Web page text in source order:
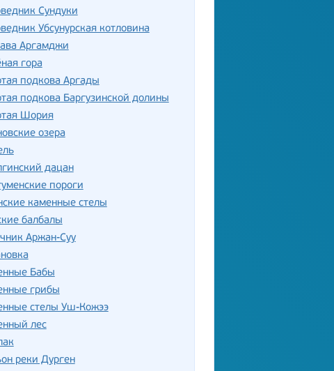
Сундуки
Убсунурская котловина
Аргамджи
гора
подкова Аргады
подкова Баргузинской долины
Шория
озера
дацан
пороги
каменные стелы
балбалы
Аржан-Суу
Бабы
грибы
стелы Уш-Кожээ
лес
реки Дурген